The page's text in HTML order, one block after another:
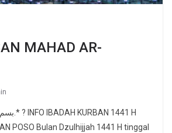
MAHAD AR-
POSO Bulan Dzulhijjah 1441 H tinggal